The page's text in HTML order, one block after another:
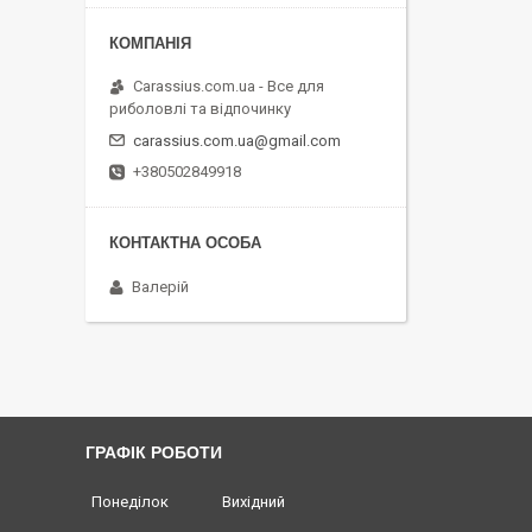
Carassius.com.ua - Все для
риболовлі та відпочинку
carassius.com.ua@gmail.com
+380502849918
Валерій
ГРАФІК РОБОТИ
Понеділок
Вихідний